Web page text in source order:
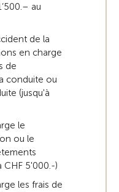
au
de la
en charge
de
conduite ou
(jusqu'à
le
ou le
CHF 5'000.-)
les frais de